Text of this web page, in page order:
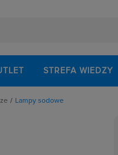
STREFA WIEDZY
Lampy sodowe